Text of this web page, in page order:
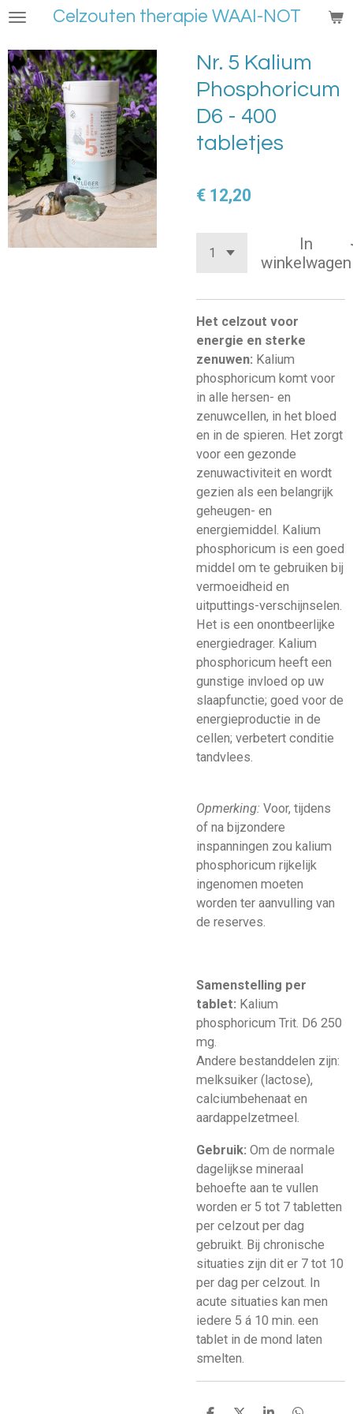
Ga
naar
de
hoofdinhoud
Celzouten therapie WAAI-NOT
Nr. 5 Kalium
Phosphoricum
D6 - 400
tabletjes
€ 12,20
In
winkelwagen
Het celzout voor
energie en sterke
zenuwen: Kalium
phosphoricum komt voor
in alle hersen- en
zenuwcellen, in het bloed
en in de spieren. Het zorgt
voor een gezonde
zenuwactiviteit en wordt
gezien als een belangrijk
geheugen- en
energiemiddel. Kalium
phosphoricum is een goed
middel om te gebruiken bij
vermoeidheid en
uitputtings-verschijnselen.
Het is een onontbeerlijke
energiedrager. Kalium
phosphoricum heeft een
gunstige invloed op uw
slaapfunctie; goed voor de
energieproductie in de
cellen; verbetert conditie
tandvlees.
Opmerking: Voor, tijdens
of na bijzondere
inspanningen zou kalium
phosphoricum rijkelijk
ingenomen moeten
worden ter aanvulling van
de reserves.
Samenstelling per
tablet: Kalium
phosphoricum Trit. D6 250
mg.
Andere bestanddelen zijn:
melksuiker (lactose),
calciumbehenaat en
aardappelzetmeel.
Gebruik: Om de normale
dagelijkse mineraal
behoefte aan te vullen
worden er 5 tot 7 tabletten
per celzout per dag
gebruikt. Bij chronische
situaties zijn dit er 7 tot 10
per dag per celzout. In
acute situaties kan men
iedere 5 á 10 min. een
tablet in de mond laten
smelten.